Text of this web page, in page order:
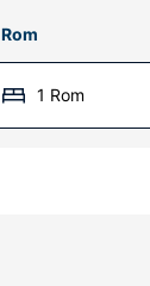
Rom
1 Rom